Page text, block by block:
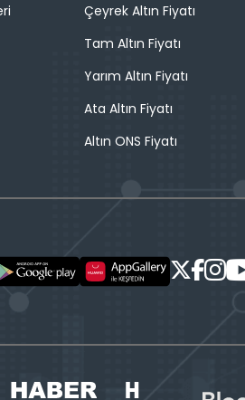
Çeyrek Altın Fiyatı
Tam Altın Fiyatı
Yarım Altın Fiyatı
Ata Altın Fiyatı
Altın ONS Fiyatı